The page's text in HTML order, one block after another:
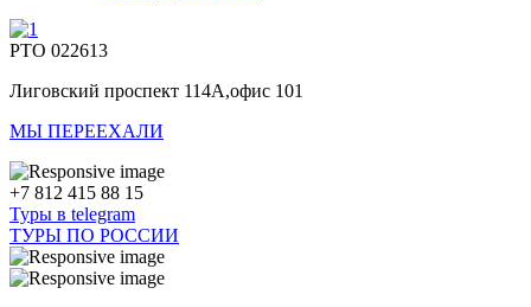
РТО 022613
Лиговский проспект 114А,офис 101
МЫ ПЕРЕЕХАЛИ
+7 812 415 88 15
Туры в telegram
ТУРЫ ПО РОССИИ